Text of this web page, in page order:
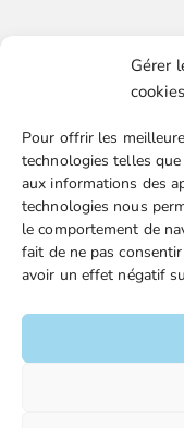
Gérer
cookies
Pour offrir les
technologies telles
aux informations des
technologies nous
le comportement de
fait de ne pas
avoir un effet négatif
FGTA-FO / 15